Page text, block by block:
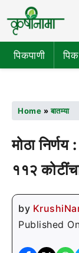
पिकपाणी
Home »बातम्या
मोठा निर्णय
११२
by
Published